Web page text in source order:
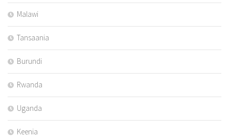
Malawi
Tansaania
Burundi
Rwanda
Uganda
Keenia